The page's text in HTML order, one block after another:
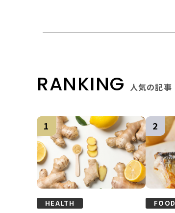
RANKING 人気の記事
HEALTH FOOD